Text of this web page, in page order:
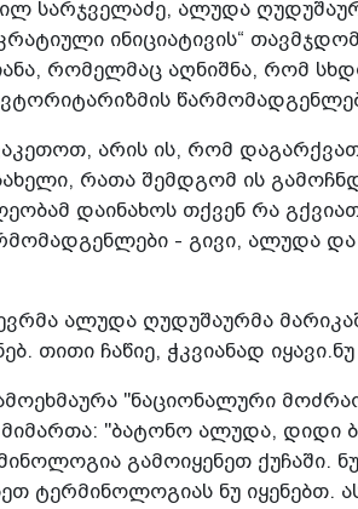
სარ­ჯვე­ლა­ძე, ალუ­და
ინი­ცი­ა­ტი­ვის“
რო­მელ­მაც აღ­ნიშ­ნა, რომ
არის ის, რომ
რათა შემ­დგომ ის
და­ი­ნა­ხოს თქვენ რა
- გივი, ალუ­და და
ალუ­და ღუ­დუ­შა­ურ­მა
თითი ჩა­წიე, ჭკვი­ა­ნად
"ნა­ცი­ო­ნა­ლუ­რი
"ბა­ტო­ნო ალუ­და, დიდი
გა­მო­ი­ყე­ნეთ ქუ­ჩა­ში.
ტერ­მი­ნო­ლო­გი­ას ნუ იყე­ნებთ.